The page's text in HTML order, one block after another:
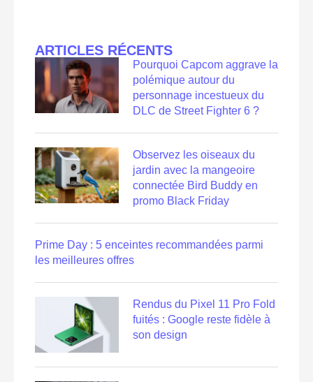
ARTICLES RÉCENTS
Pourquoi Capcom aggrave la
polémique autour du
personnage incestueux du
DLC de Street Fighter 6 ?
Observez les oiseaux du
jardin avec la mangeoire
connectée Bird Buddy en
promo Black Friday
Prime Day : 5 enceintes recommandées parmi
les meilleures offres
Rendus du Pixel 11 Pro Fold
fuités : Google reste fidèle à
son design